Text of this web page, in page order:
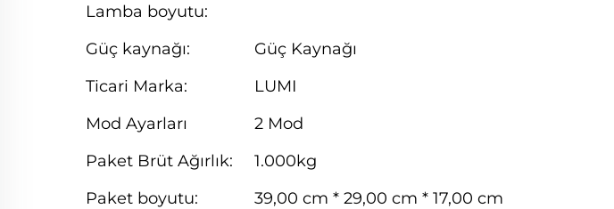
Lamba boyutu:
Güç kaynağı:
Güç Kaynağı
Ticari Marka:
LUMI
Mod Ayarları
2 Mod
Paket Brüt Ağırlık:
1.000kg
Paket boyutu:
39,00 cm * 29,00 cm * 17,00 cm